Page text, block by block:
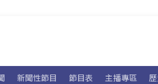
新聞性節目 節目表 主播專區